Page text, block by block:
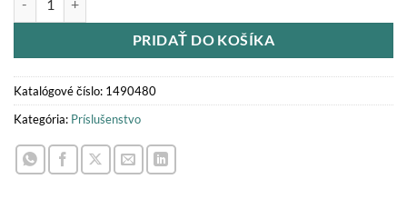
PRIDAŤ DO KOŠÍKA
Katalógové číslo: 1490480
Kategória: Príslušenstvo